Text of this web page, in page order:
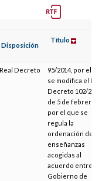
Disposición
Título
Real Decreto
95/2014, por el que
se modifica el Real
Decreto 102/2010,
de 5 de febrero,
por el que se
regula la
ordenación de las
enseñanzas
acogidas al
acuerdo entre el
Gobierno de